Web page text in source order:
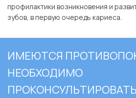
профилактики возникновения и
зубов, в первую очередь кариеса.
ИМЕЮТСЯ
НЕОБХОДИМО